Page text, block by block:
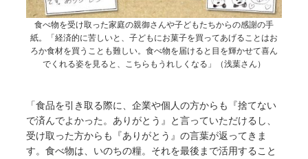
食べ物を受け取った家庭の親御さんや子どもたちからの感謝の手
紙。「経済的に苦しいと、子どもにお菓子を買ってあげることはお
ろか食材を買うことも難しい。食べ物を届けると目を輝かせて喜ん
でくれる姿を見ると、こちらもうれしくなる」（浅葉さん）
「食品を引き取る際に、企業や個人の方からも『捨てない
で済んでよかった。ありがとう』と言っていただけるし、
受け取った方からも『ありがとう』の言葉が返ってきま
す。食べ物は、いのちの糧。それを最後まで活用すること